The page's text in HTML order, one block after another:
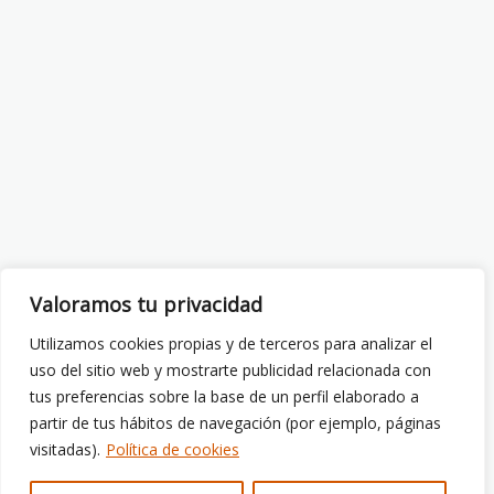
Valoramos tu privacidad
Utilizamos cookies propias y de terceros para analizar el
uso del sitio web y mostrarte publicidad relacionada con
tus preferencias sobre la base de un perfil elaborado a
partir de tus hábitos de navegación (por ejemplo, páginas
visitadas). Política de cookies